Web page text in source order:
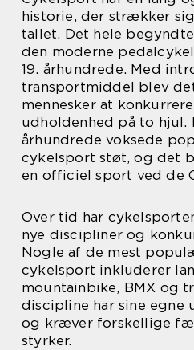
historie, der strækker
tallet. Det hele
den moderne
19. århundrede. Med
transportmiddel blev
mennesker at
udholdenhed på to hjul.
århundrede voksede
cykelsport støt, og det
en officiel sport ved de
Over tid har
nye discipliner og
Nogle af de mest
cykelsport inkluderer
mountainbike, BMX og
discipline har sine
og kræver forskellige
styrker.